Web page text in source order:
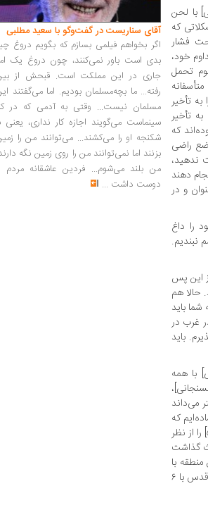
با لحن
که
فشار
خود،
تحمل
تأخیر
تأخیر
که
راضی
ندهید،
قبل انجام دهند
و در
را داغ
نبندیم.
این پس
حالا هم
باید
غرب در
باید
با همه
می‌داند
که
رضایت او و خدا را جلب کنیم. سپس بحث چگونگی اجرای عملیات [کربلای ۵] را از نظر
گذاشت
منطقه با
۸ یگان به عنوان موج اول وارد عمل شود و بلافاصله پس از موفقیت، قرارگاه قدس با ۶
آقای سناریست در گفت‌وگو با سعید مطلبی
اگر بخواهم فیلمی بسازم که بگویم دروغ
بدی است باور نمی‌کنند، چون دروغ یک
جاری در این مملکت است. قبحش از
رفته... ما بچه‌مسلمان بودیم. اما می‌گفتند
مسلمان نیست... وقتی به آدمی که در
سینماست می‌گویند اجازه کار نداری، یعنی
شکنجه او را می‌کشند... می‌توانند من را
بزنند اما نمی‌توانند من را روی زمین نگه
من بلند می‌شوم... فردین عاشقانه مردم
دوست داشت ...